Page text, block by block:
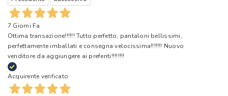
7 Giorni Fa
Ottima transazione!!!!!! Tutto perfetto, pantaloni bellissimi,
perfettamente imballati e consegna velocissima!!!!!!! Nuovo
venditore da aggiungere ai preferiti!!!!!!!!
Acquirente verificato